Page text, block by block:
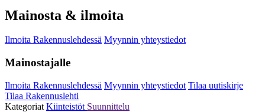
Mainosta & ilmoita
Ilmoita Rakennuslehdessä Myynnin yhteystiedot
Mainostajalle
Ilmoita Rakennuslehdessä Myynnin yhteystiedot Tilaa uutiskirje
Tilaa Rakennuslehti
Kategoriat Kiinteistöt Suunnittelu